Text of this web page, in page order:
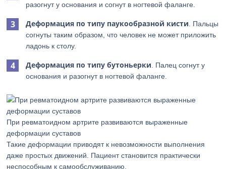
разогнут у основания и согнут в ногтевой фаланге.
Деформация по типу паукообразной кисти . Пальцы
согнуты таким образом, что человек не может приложить
ладонь к столу.
Деформация по типу бутоньерки . Палец согнут у
основания и разогнут в ногтевой фаланге.
При ревматоидном артрите развиваются выраженные
деформации суставов
Такие деформации приводят к невозможности выполнения
даже простых движений. Пациент становится практически
неспособным к самообслуживанию.